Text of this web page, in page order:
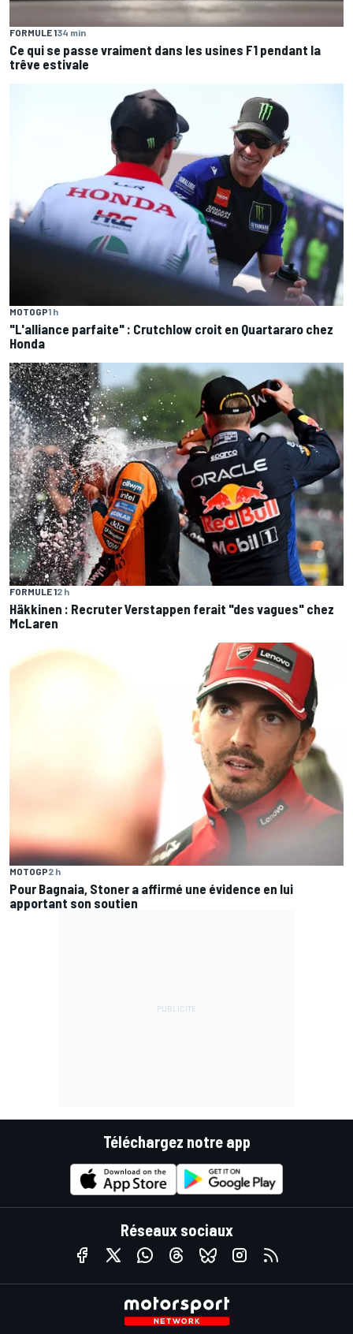
FORMULE 134 min
Ce qui se passe vraiment dans les usines F1 pendant la
trêve estivale
MOTOGP1 h
"L'alliance parfaite" : Crutchlow croit en Quartararo chez
Honda
FORMULE 12 h
Häkkinen : Recruter Verstappen ferait "des vagues" chez
McLaren
MOTOGP2 h
Pour Bagnaia, Stoner a affirmé une évidence en lui
apportant son soutien
Téléchargez notre app
Réseaux sociaux